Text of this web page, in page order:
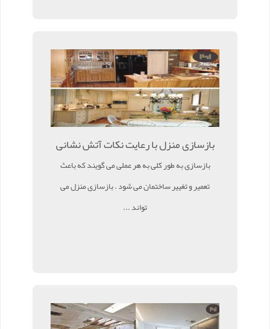
بازسازی منزل با رعایت نکات آتش نشانی
بازسازی به طور کلی به هر عملی می گویند که باعث
تعمیر و تغییر ساختمان می شود . بازسازی منزل می
تواند ...